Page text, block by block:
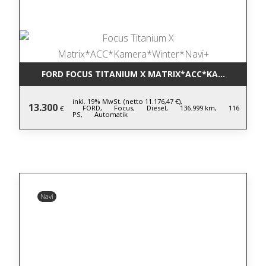
FORD FOCUS TITANIUM X
13.300 €
inkl. 19% MwSt. (netto 11.176,47 €),
FORD, Focus, Diesel, 136.999 km, 116
PS, Automatik
Navi